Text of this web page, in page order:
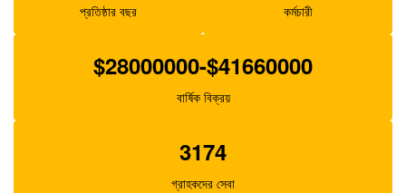
প্রতিষ্ঠার বছর কর্মচারী
$28000000-$41660000
বার্ষিক বিক্রয়
3174
গ্রাহকদের সেবা